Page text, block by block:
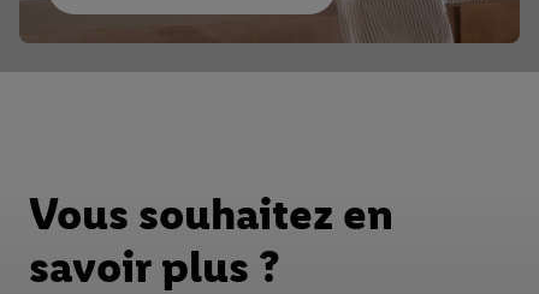
Vous souhaitez en
savoir plus ?